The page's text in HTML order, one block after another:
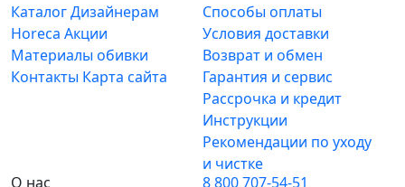
КаталогДизайнерам
Horeca Акции
Материалы обивки
Контакты Карта сайта
Способы оплаты
Условия доставки
Возврат и обмен
Гарантия и сервис
Рассрочка и кредит
Инструкции
Рекомендации по уходу
и чистке
О нас
8 800 707-54-51